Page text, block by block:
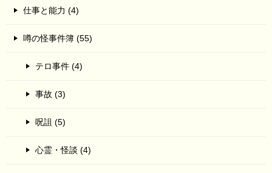
仕事と能力 (4)
噂の怪事件簿 (55)
テロ事件 (4)
事故 (3)
呪詛 (5)
心霊・怪談 (4)